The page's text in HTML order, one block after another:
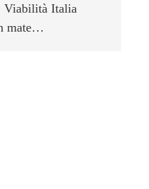
Viabilità Italia
mate…